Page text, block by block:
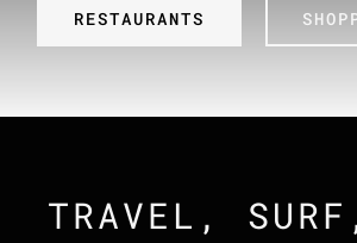
RESTAURANTS
TRAVEL,